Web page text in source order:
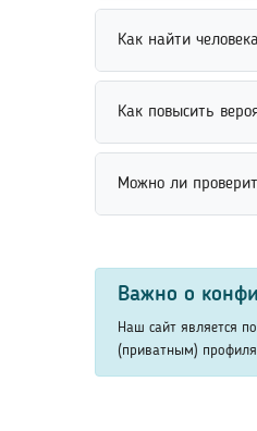
хранения и
Найти человека
Как найти
Поиск человека
Как повысить
Повысить
Можно ли
профилей и других
Важно о
Наш сайт является
(приватным)